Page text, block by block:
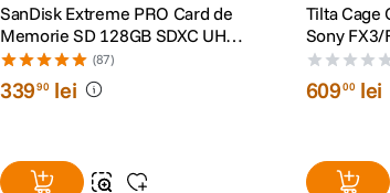
SanDisk Extreme PRO Card de
Memorie SD 128GB SDXC UHS-
I Class 10 U3 V30 + 2 Ani
RescuePRO Deluxe
(87)
33990 lei
Tilta Cage
Sony FX3/
60900 lei